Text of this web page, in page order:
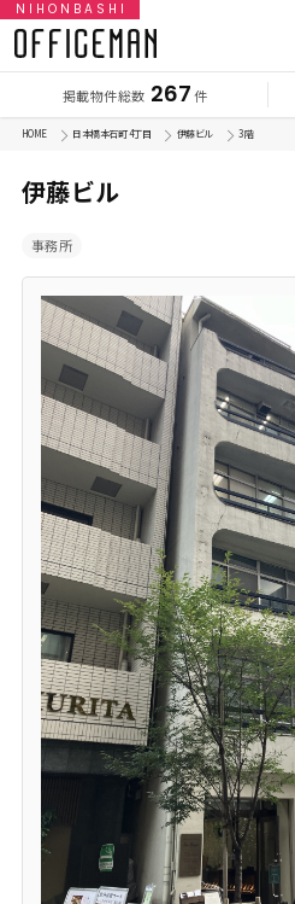
NIHONBASHI
掲載物件総数 267 件
HOME 日本橋本石町 4丁目 伊藤ビル 3 階
伊藤ビル
事務所